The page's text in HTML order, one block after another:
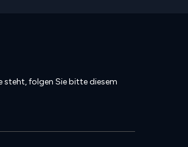
steht, folgen Sie bitte diesem